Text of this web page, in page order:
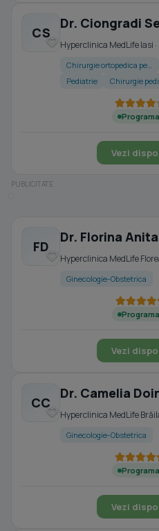
CS
Dr. Ciongradi
Hyperclinica MedLife Iasi ·
Chirurgie ortopedica pe…
Pediatrie
Chirurgie
Vezi
FD
Dr. Florina
Hyperclinica MedLife
Ginecologie-Obstetrica
Vezi
CC
Dr. Camelia
Hyperclinica MedLife
Ginecologie-Obstetrica
Vezi